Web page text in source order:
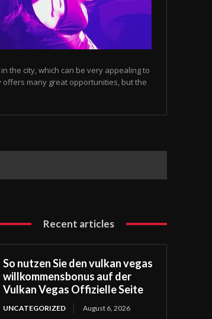
the city, which can be very appealing to
offers many great opportunities, but the
Recent articles
So nutzen Sie den vulkan vegas
willkommensbonus auf der
Vulkan Vegas Offizielle Seite
UNCATEGORIZED August 6, 2026